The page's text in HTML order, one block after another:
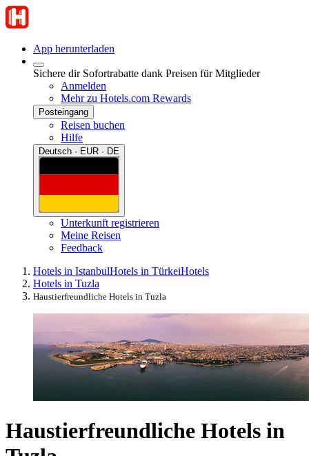
App herunterladen
Sichere dir Sofortrabatte dank Preisen für Mitglieder
Anmelden
Mehr zu Hotels.com Rewards
Posteingang
Reisen buchen
Hilfe
Deutsch · EUR · DE
Unterkunft registrieren
Meine Reisen
Feedback
Hotels in IstanbulHotels in TürkeiHotels
Hotels in Tuzla
Haustierfreundliche Hotels in Tuzla
Haustierfreundliche Hotels in